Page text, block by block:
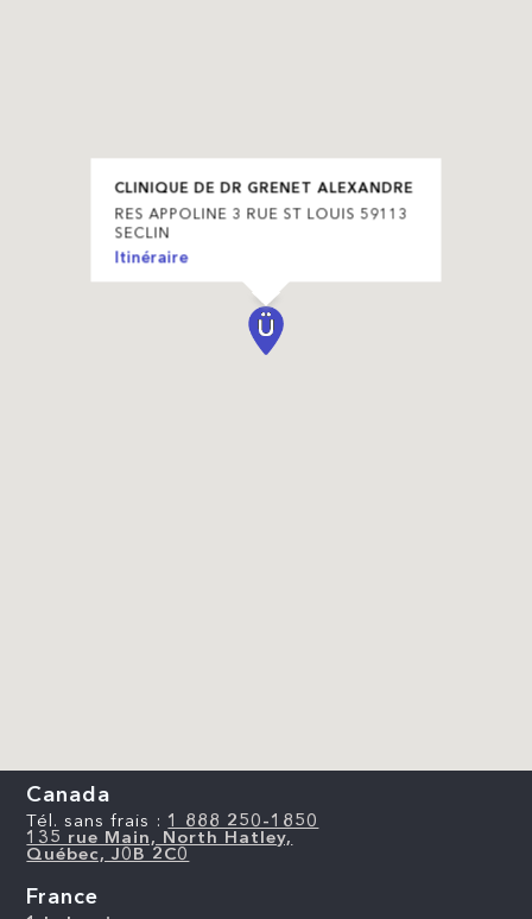
CLINIQUE DE DR GRENET ALEXANDRE
RES APPOLINE 3 RUE ST LOUIS 59113
SECLIN
Itinéraire
Canada
Tél. sans frais : 1 888 250-1850
135 rue Main, North Hatley,
Québec, J0B 2C0
France